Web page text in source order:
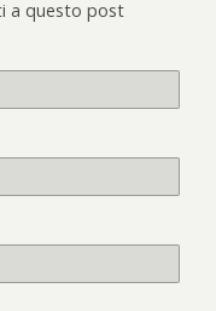
a questo post